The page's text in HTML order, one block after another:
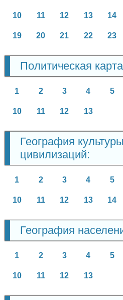
10 11 12 13 14
19 20 21 22 23
Политическая
1 2 3 4 5
10 11 12 13
География
цивилизаций:
1 2 3 4 5
10 11 12 13 14
География
1 2 3 4 5
10 11 12 13